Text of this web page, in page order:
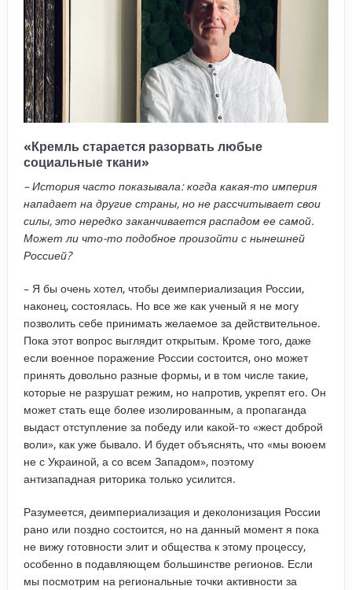
«Кремль старается разорвать любые
социальные ткани»
– История часто показывала: когда какая-то империя
нападает на другие страны, но не рассчитывает свои
силы, это нередко заканчивается распадом ее самой.
Может ли что-то подобное произойти с нынешней
Россией?
– Я бы очень хотел, чтобы деимпериализация России,
наконец, состоялась. Но все же как ученый я не могу
позволить себе принимать желаемое за действительное.
Пока этот вопрос выглядит открытым. Кроме того, даже
если военное поражение России состоится, оно может
принять довольно разные формы, и в том числе такие,
которые не разрушат режим, но напротив, укрепят его. Он
может стать еще более изолированным, а пропаганда
выдаст отступление за победу или какой-то «жест доброй
воли», как уже бывало. И будет объяснять, что «мы воюем
не с Украиной, а со всем Западом», поэтому
антизападная риторика только усилится.
Разумеется, деимпериализация и деколонизация России
рано или поздно состоится, но на данный момент я пока
не вижу готовности элит и общества к этому процессу,
особенно в подавляющем большинстве регионов. Если
мы посмотрим на региональные точки активности за